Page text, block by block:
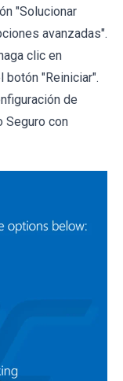
"Solucionar
avanzadas".
clic en
botón "Reiniciar".
de
Seguro con